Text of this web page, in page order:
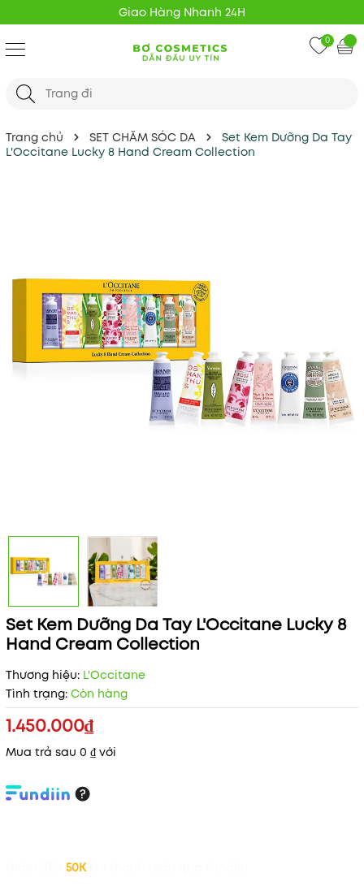
Giao Hàng Nhanh 24H
0
Trang chủ SET CHĂM SÓC DA
Set Kem Dưỡng Da Tay
L'Occitane Lucky 8 Hand Cream Collection
Set Kem Dưỡng Da Tay L'Occitane Lucky 8
Hand Cream Collection
Thương hiệu: L'Occitane
Tình trạng: Còn hàng
1.450.000₫
Mua trả sau 0 ₫ với
50K